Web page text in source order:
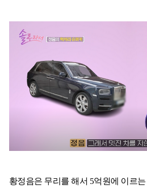
황정음은 무리를 해서 5억원에 이르